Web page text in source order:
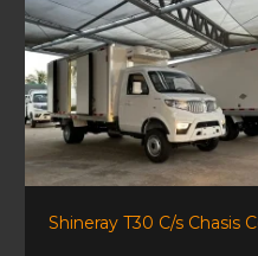
Shineray T30 C/s Chasis